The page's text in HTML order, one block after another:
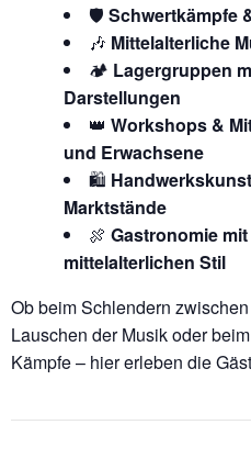
🛡️ Schwertkämpfe
🎶 Mittelalterliche
🏕️ Lagergruppen
Darstellungen
👑 Workshops &
und Erwachsene
🛍️
Marktstände
🍖 Gastronomie
mittelalterlichen Stil
Ob beim Schlendern
Lauschen der Musik oder
Kämpfe – hier erleben die